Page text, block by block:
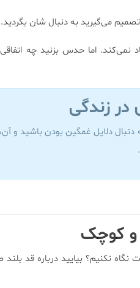
می‌گیرید به دنبال شان بگردید.
اما حدس بزنید چه اتفاقی
در زندگی
دلایل غمگین بودن باشید و
و کوچک
نگاه نكنیم؟ بیایید درباره قد